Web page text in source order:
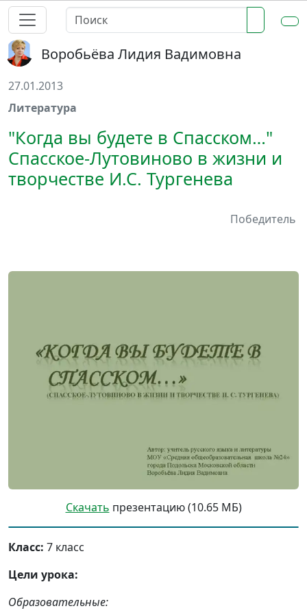
Воробьёва Лидия Вадимовна
27.01.2013
Литература
"Когда вы будете в Спасском…"
Спасское-Лутовиново в жизни и
творчестве И.С. Тургенева
Победитель
Скачать презентацию (10.65 МБ)
Класс: 7 класс
Цели урока:
Образовательные: